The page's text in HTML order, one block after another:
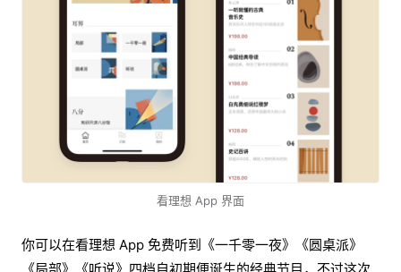
看理想 App 界面
你可以在看理想 App 免费听到《一千零一夜》《圆桌派》